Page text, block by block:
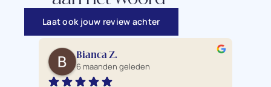
Laat ook jouw review achter
Bianca Z.
6 maanden geleden